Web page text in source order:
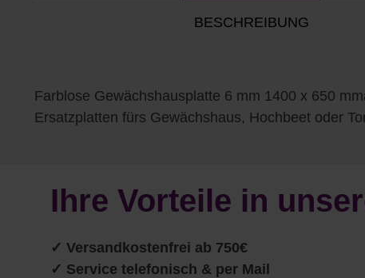
BESCHREIBUNG
Farblose Gewächshausplatte 6 mm 1400 x 650
Ersatzplatten fürs Gewächshaus, Hochbeet oder
Ihre Vorteile in
✓ Versandkostenfrei ab 750€
✓ Service telefonisch & per Mail